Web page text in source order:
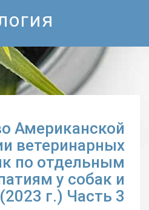
Американской
ветеринарных
по отдельным
у собак и
г.) Часть 3